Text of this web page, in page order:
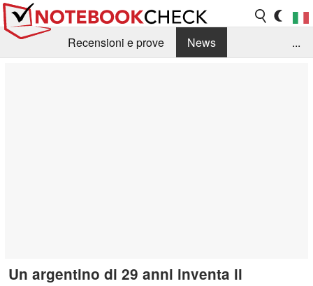
Recensioni e prove
News
...
Un argentino di 29 anni inventa il